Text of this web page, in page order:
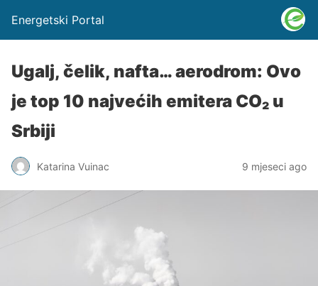
Energetski Portal
Ugalj, čelik, nafta… aerodrom: Ovo
je top 10 najvećih emitera CO₂ u
Srbiji
Katarina Vuinac 9 mjeseci ago